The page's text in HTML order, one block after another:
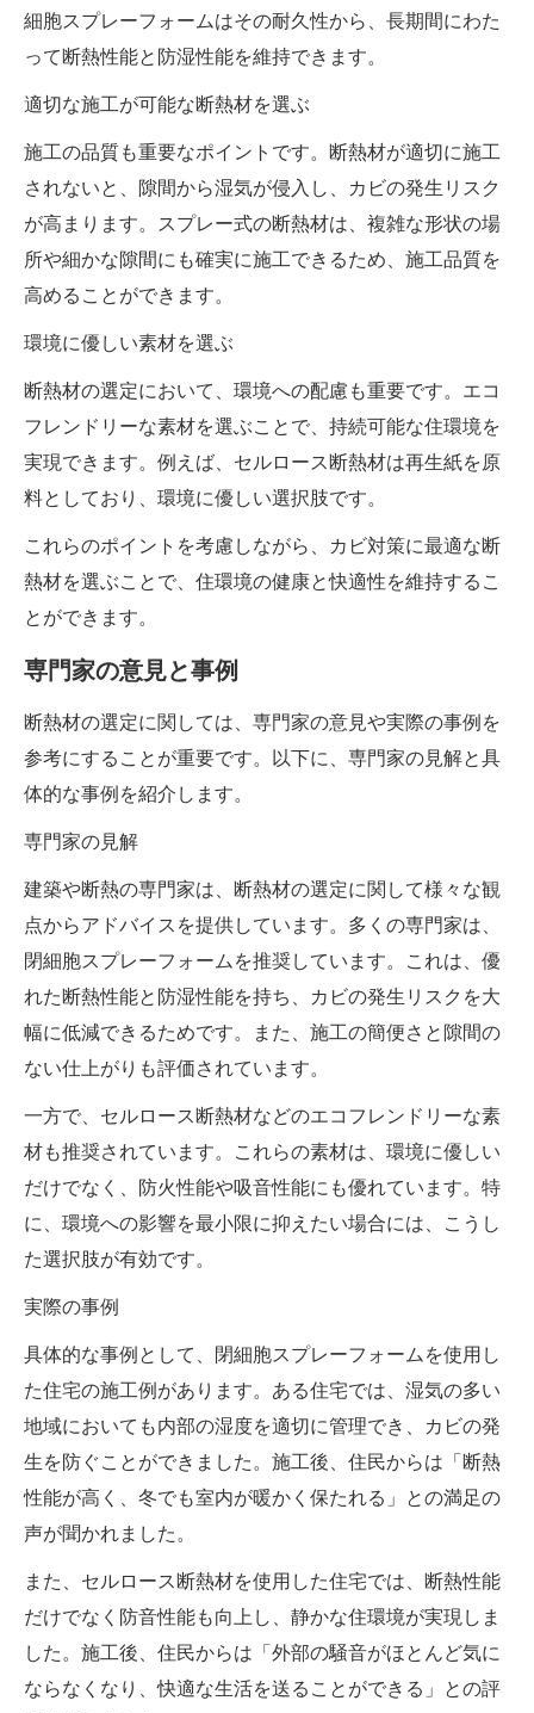
細胞スプレーフォームはその耐久性から、長期間にわた
って断熱性能と防湿性能を維持できます。
適切な施工が可能な断熱材を選ぶ
施工の品質も重要なポイントです。断熱材が適切に施工
されないと、隙間から湿気が侵入し、カビの発生リスク
が高まります。スプレー式の断熱材は、複雑な形状の場
所や細かな隙間にも確実に施工できるため、施工品質を
高めることができます。
環境に優しい素材を選ぶ
断熱材の選定において、環境への配慮も重要です。エコ
フレンドリーな素材を選ぶことで、持続可能な住環境を
実現できます。例えば、セルロース断熱材は再生紙を原
料としており、環境に優しい選択肢です。
これらのポイントを考慮しながら、カビ対策に最適な断
熱材を選ぶことで、住環境の健康と快適性を維持するこ
とができます。
専門家の意見と事例
断熱材の選定に関しては、専門家の意見や実際の事例を
参考にすることが重要です。以下に、専門家の見解と具
体的な事例を紹介します。
専門家の見解
建築や断熱の専門家は、断熱材の選定に関して様々な観
点からアドバイスを提供しています。多くの専門家は、
閉細胞スプレーフォームを推奨しています。これは、優
れた断熱性能と防湿性能を持ち、カビの発生リスクを大
幅に低減できるためです。また、施工の簡便さと隙間の
ない仕上がりも評価されています。
一方で、セルロース断熱材などのエコフレンドリーな素
材も推奨されています。これらの素材は、環境に優しい
だけでなく、防火性能や吸音性能にも優れています。特
に、環境への影響を最小限に抑えたい場合には、こうし
た選択肢が有効です。
実際の事例
具体的な事例として、閉細胞スプレーフォームを使用し
た住宅の施工例があります。ある住宅では、湿気の多い
地域においても内部の湿度を適切に管理でき、カビの発
生を防ぐことができました。施工後、住民からは「断熱
性能が高く、冬でも室内が暖かく保たれる」との満足の
声が聞かれました。
また、セルロース断熱材を使用した住宅では、断熱性能
だけでなく防音性能も向上し、静かな住環境が実現しま
した。施工後、住民からは「外部の騒音がほとんど気に
ならなくなり、快適な生活を送ることができる」との評